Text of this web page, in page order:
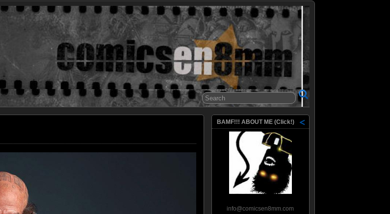
Comics en 8mm
BAMF!!! ABOUT ME (Click!)
info@comicsen8mm.com